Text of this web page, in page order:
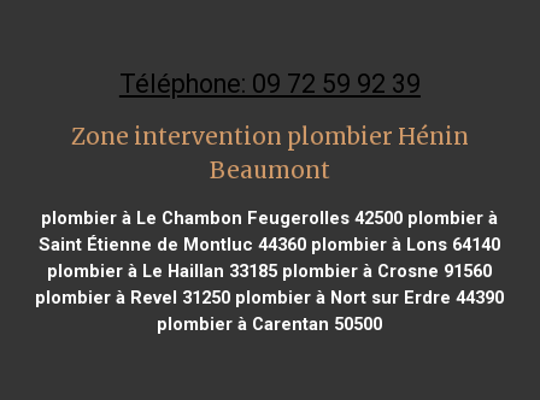
Téléphone: 09 72 59 92 39
Zone intervention plombier Hénin
Beaumont
plombier à Le Chambon Feugerolles 42500 plombier à
Saint Étienne de Montluc 44360 plombier à Lons 64140
plombier à Le Haillan 33185 plombier à Crosne 91560
plombier à Revel 31250 plombier à Nort sur Erdre 44390
plombier à Carentan 50500